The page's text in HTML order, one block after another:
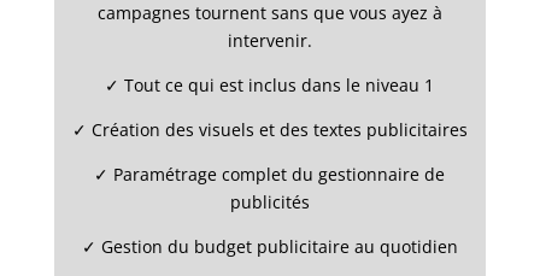
campagnes tournent sans que vous ayez à
intervenir.
✓Tout ce qui est inclus dans le niveau 1
✓ Création des visuels et des textes publicitaires
✓ Paramétrage complet du gestionnaire de
publicités
✓ Gestion du budget publicitaire au quotidien